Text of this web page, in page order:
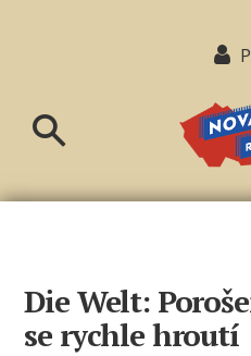
Die Welt:
se rychle hroutí